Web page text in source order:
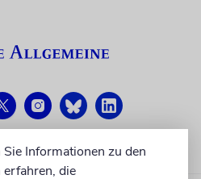
Informationen zu den
die